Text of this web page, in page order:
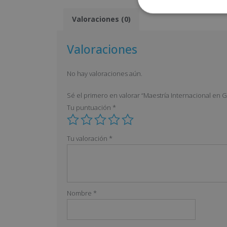
Valoraciones (0)
Valoraciones
No hay valoraciones aún.
Sé el primero en valorar “Maestría Internacional en
Tu puntuación *
Tu valoración *
Nombre *